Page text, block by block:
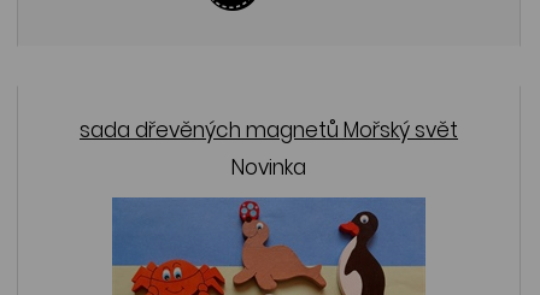
sada dřevěných magnetů Mořský svět
Novinka